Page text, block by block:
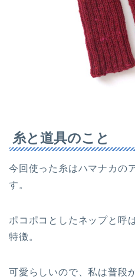
糸と道具のこと
今回使った糸はハマナカの
す。
ポコポコとしたネップと呼
特徴。
可愛らしいので、私は普段